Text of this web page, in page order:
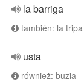
la barriga
también: la tripa
usta
również: buzia